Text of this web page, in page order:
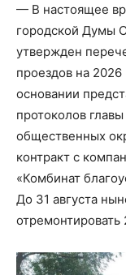
— В настоящее
городской Думы
утвержден
проездов на
основании
протоколов
общественных
контракт с
«Комбинат
До 31 августа